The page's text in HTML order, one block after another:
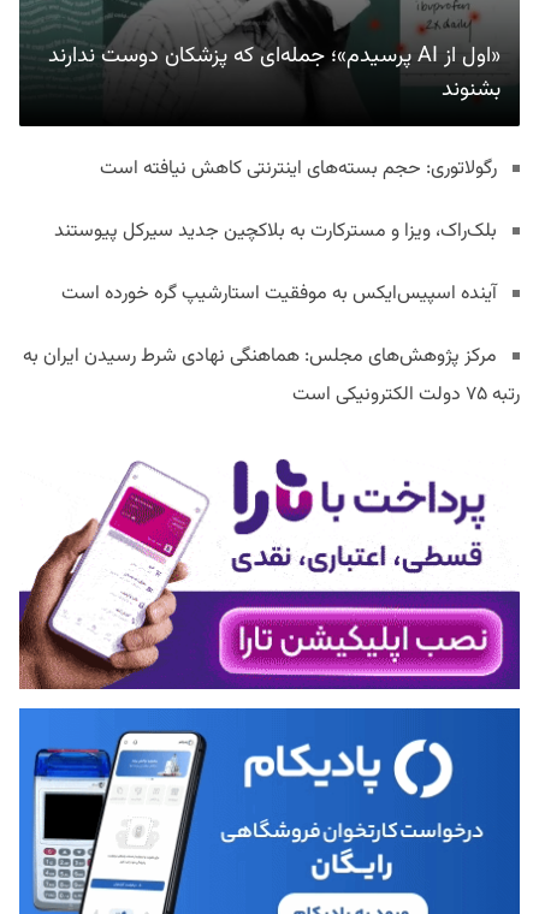
«اول از AI پرسیدم»؛ جمله‌ای که پزشکان دوست ندارند
بشنوند
رگولاتوری: حجم بسته‌های اینترنتی کاهش نیافته است
بلک‌راک، ویزا و مسترکارت به بلاکچین جدید سیرکل پیوستند
آینده اسپیس‌ایکس به موفقیت استارشیپ گره خورده است
مرکز پژوهش‌های مجلس: هماهنگی نهادی شرط رسیدن ایران به
رتبه ۷۵ دولت الکترونیکی است